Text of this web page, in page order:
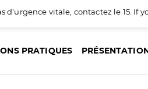
d'urgence vitale, contactez le 15. If
PRATIQUES